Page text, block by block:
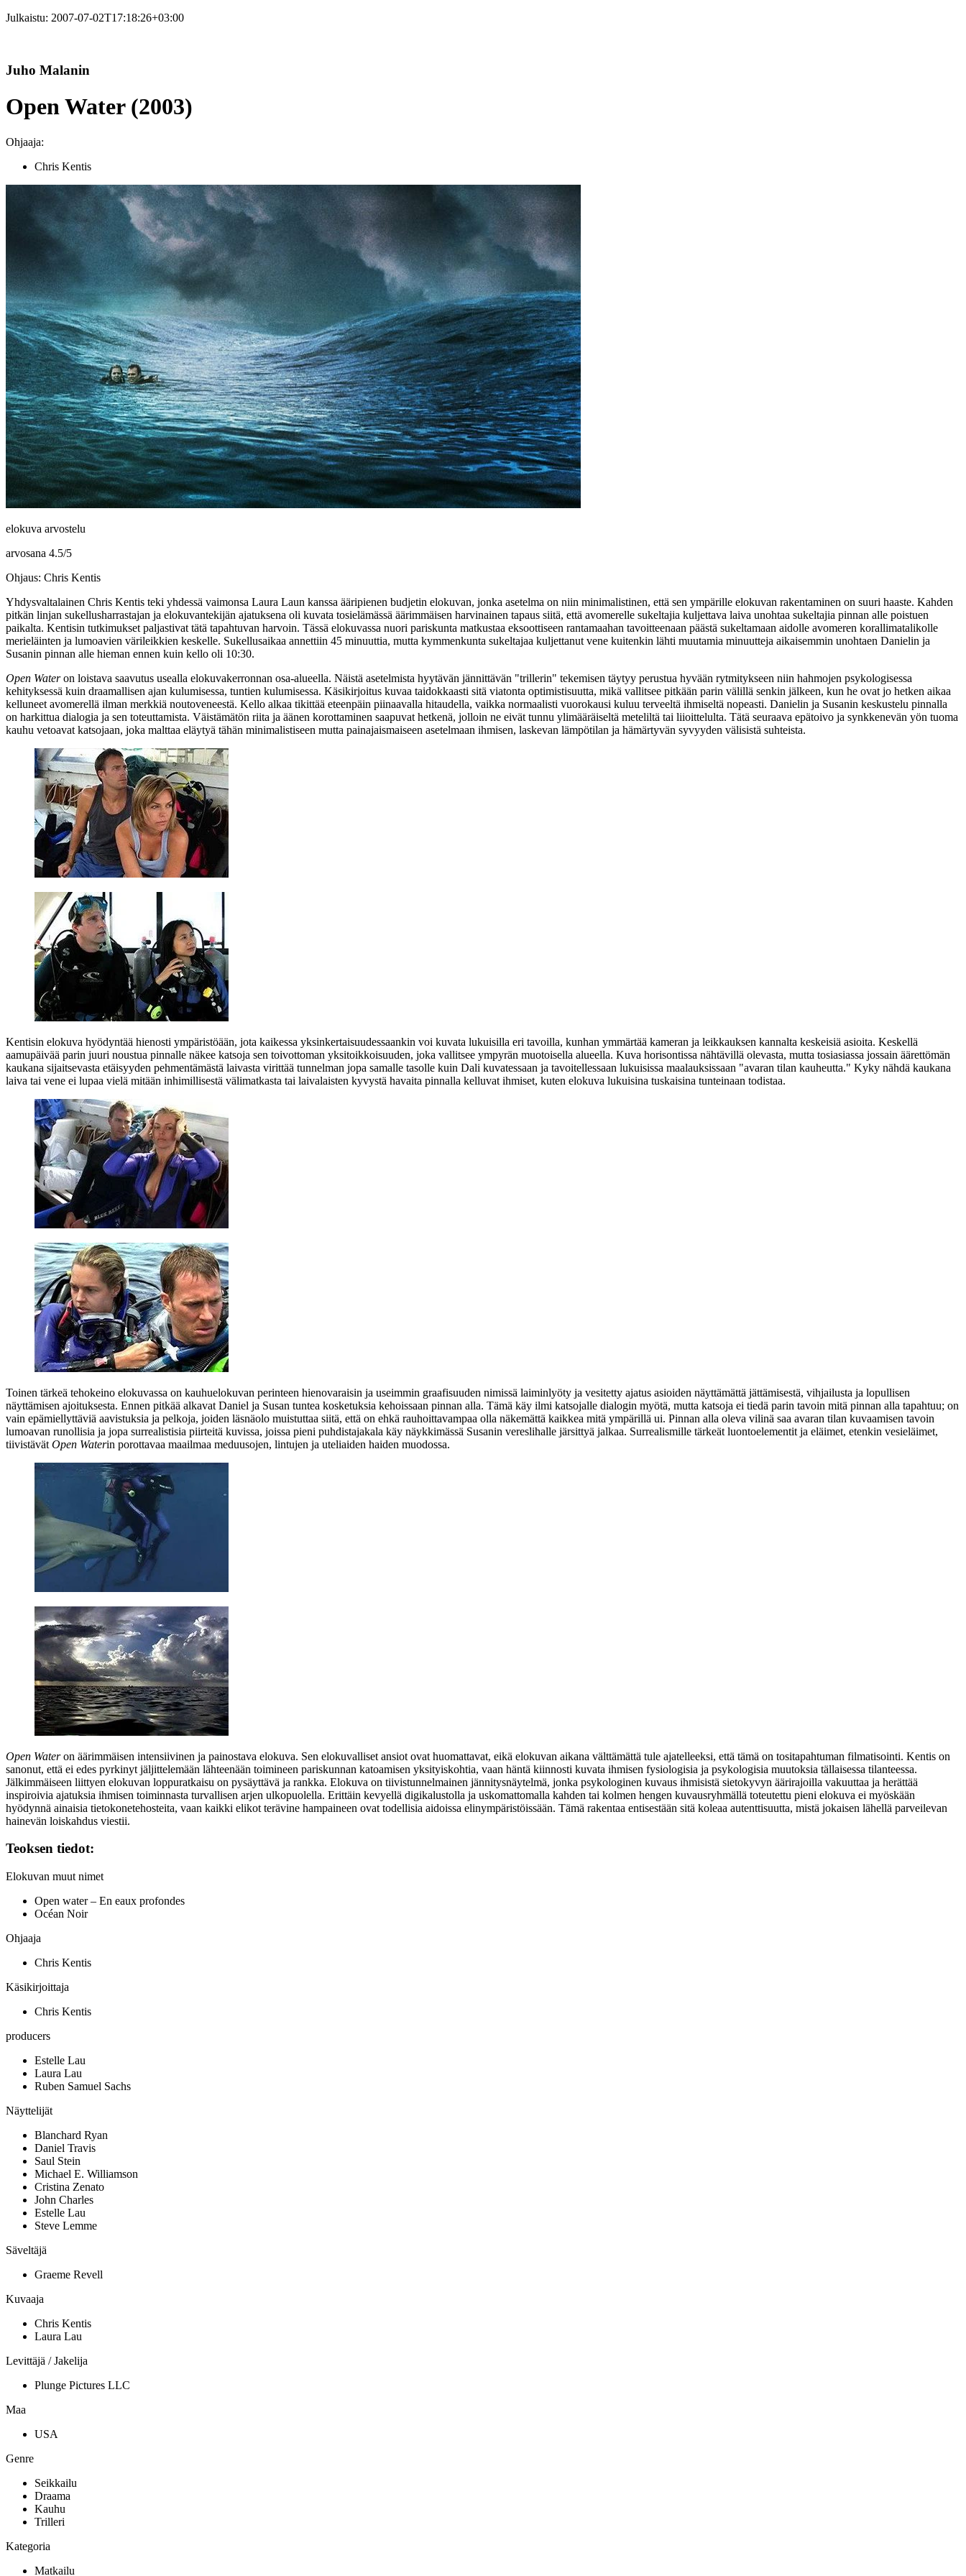
Julkaistu: 2007-07-02T17:18:26+03:00
Juho Malanin
Open Water (2003)
Ohjaaja:
Chris Kentis
elokuva arvostelu
arvosana 4.5/5
Ohjaus: Chris Kentis
Yhdysvaltalainen Chris Kentis teki yhdessä vaimonsa Laura Laun kanssa ääripienen budjetin elokuvan, jonka asetelma on niin minimalistinen, että sen ympärille elokuvan rakentaminen on suuri haaste. Kahden
pitkän linjan sukellusharrastajan ja elokuvantekijän ajatuksena oli kuvata tosielämässä äärimmäisen harvinainen tapaus siitä, että avomerelle sukeltajia kuljettava laiva unohtaa sukeltajia pinnan alle poistuen
paikalta. Kentisin tutkimukset paljastivat tätä tapahtuvan harvoin. Tässä elokuvassa nuori pariskunta matkustaa eksoottiseen rantamaahan tavoitteenaan päästä sukeltamaan aidolle avomeren korallimatalikolle
merieläinten ja lumoavien värileikkien keskelle. Sukellusaikaa annettiin 45 minuuttia, mutta kymmenkunta sukeltajaa kuljettanut vene kuitenkin lähti muutamia minuutteja aikaisemmin unohtaen Danielin ja
Susanin pinnan alle hieman ennen kuin kello oli 10:30.
Open Wateron loistava saavutus usealla elokuvakerronnan osa‑alueella. Näistä asetelmista hyytävän jännittävän "trillerin" tekemisen täytyy perustua hyvään rytmitykseen niin hahmojen psykologisessa
kehityksessä kuin draamallisen ajan kulumisessa, tuntien kulumisessa. Käsikirjoitus kuvaa taidokkaasti sitä viatonta optimistisuutta, mikä vallitsee pitkään parin välillä senkin jälkeen, kun he ovat jo hetken aikaa
kelluneet avomerellä ilman merkkiä noutoveneestä. Kello alkaa tikittää eteenpäin piinaavalla hitaudella, vaikka normaalisti vuorokausi kuluu terveeltä ihmiseltä nopeasti. Danielin ja Susanin keskustelu pinnalla
on harkittua dialogia ja sen toteuttamista. Väistämätön riita ja äänen korottaminen saapuvat hetkenä, jolloin ne eivät tunnu ylimääräiseltä meteliltä tai liioittelulta. Tätä seuraava epätoivo ja synkkenevän yön tuoma
kauhu vetoavat katsojaan, joka malttaa eläytyä tähän minimalistiseen mutta painajaismaiseen asetelmaan ihmisen, laskevan lämpötilan ja hämärtyvän syvyyden välisistä suhteista.
Kentisin elokuva hyödyntää hienosti ympäristöään, jota kaikessa yksinkertaisuudessaankin voi kuvata lukuisilla eri tavoilla, kunhan ymmärtää kameran ja leikkauksen kannalta keskeisiä asioita. Keskellä
aamupäivää parin juuri noustua pinnalle näkee katsoja sen toivottoman yksitoikkoisuuden, joka vallitsee ympyrän muotoisella alueella. Kuva horisontissa nähtävillä olevasta, mutta tosiasiassa jossain äärettömän
kaukana sijaitsevasta etäisyyden pehmentämästä laivasta virittää tunnelman jopa samalle tasolle kuin Dali kuvatessaan ja tavoitellessaan lukuisissa maalauksissaan "avaran tilan kauheutta." Kyky nähdä kaukana
laiva tai vene ei lupaa vielä mitään inhimillisestä välimatkasta tai laivalaisten kyvystä havaita pinnalla kelluvat ihmiset, kuten elokuva lukuisina tuskaisina tunteinaan todistaa.
Toinen tärkeä tehokeino elokuvassa on kauhuelokuvan perinteen hienovaraisin ja useimmin graafisuuden nimissä laiminlyöty ja vesitetty ajatus asioiden näyttämättä jättämisestä, vihjailusta ja lopullisen
näyttämisen ajoituksesta. Ennen pitkää alkavat Daniel ja Susan tuntea kosketuksia kehoissaan pinnan alla. Tämä käy ilmi katsojalle dialogin myötä, mutta katsoja ei tiedä parin tavoin mitä pinnan alla tapahtuu; on
vain epämiellyttäviä aavistuksia ja pelkoja, joiden läsnäolo muistuttaa siitä, että on ehkä rauhoittavampaa olla näkemättä kaikkea mitä ympärillä ui. Pinnan alla oleva vilinä saa avaran tilan kuvaamisen tavoin
lumoavan runollisia ja jopa surrealistisia piirteitä kuvissa, joissa pieni puhdistajakala käy näykkimässä Susanin vereslihalle järsittyä jalkaa. Surrealismille tärkeät luontoelementit ja eläimet, etenkin vesieläimet,
tiivistävät Open Waterin porottavaa maailmaa meduusojen, lintujen ja uteliaiden haiden muodossa.
Open Wateron äärimmäisen intensiivinen ja painostava elokuva. Sen elokuvalliset ansiot ovat huomattavat, eikä elokuvan aikana välttämättä tule ajatelleeksi, että tämä on tositapahtuman filmatisointi. Kentis on
sanonut, että ei edes pyrkinyt jäljittelemään lähteenään toimineen pariskunnan katoamisen yksityiskohtia, vaan häntä kiinnosti kuvata ihmisen fysiologisia ja psykologisia muutoksia tällaisessa tilanteessa.
Jälkimmäiseen liittyen elokuvan loppuratkaisu on pysäyttävä ja rankka. Elokuva on tiivistunnelmainen jännitysnäytelmä, jonka psykologinen kuvaus ihmisistä sietokyvyn äärirajoilla vakuuttaa ja herättää
inspiroivia ajatuksia ihmisen toiminnasta turvallisen arjen ulkopuolella. Erittäin kevyellä digikalustolla ja uskomattomalla kahden tai kolmen hengen kuvausryhmällä toteutettu pieni elokuva ei myöskään
hyödynnä ainaisia tietokonetehosteita, vaan kaikki elikot terävine hampaineen ovat todellisia aidoissa elinympäristöissään. Tämä rakentaa entisestään sitä koleaa autenttisuutta, mistä jokaisen lähellä parveilevan
hainevän loiskahdus viestii.
Teoksen tiedot:
Elokuvan muut nimet
Open water – En eaux profondes
Océan Noir
Ohjaaja
Chris Kentis
Käsikirjoittaja
Chris Kentis
producers
Estelle Lau
Laura Lau
Ruben Samuel Sachs
Näyttelijät
Blanchard Ryan
Daniel Travis
Saul Stein
Michael E. Williamson
Cristina Zenato
John Charles
Estelle Lau
Steve Lemme
Säveltäjä
Graeme Revell
Kuvaaja
Chris Kentis
Laura Lau
Levittäjä / Jakelija
Plunge Pictures LLC
Maa
USA
Genre
Seikkailu
Draama
Kauhu
Trilleri
Kategoria
Matkailu